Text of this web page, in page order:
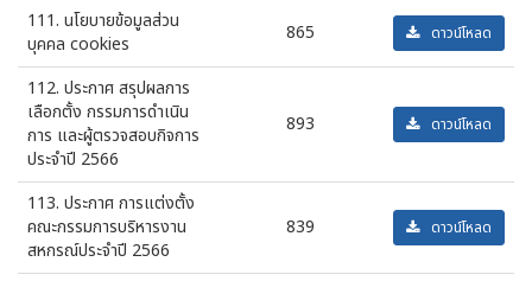
111. นโยบายข้อมูลส่วน
บุคคล cookies
865 ดาวน์โหลด
112. ประกาศ สรุปผลการ
เลือกตั้ง กรรมการดำเนิน
การ และผู้ตรวจสอบกิจการ
ประจำปี 2566
893 ดาวน์โหลด
113. ประกาศ การแต่งตั้ง
คณะกรรมการบริหารงาน
สหกรณ์ประจำปี 2566
839 ดาวน์โหลด